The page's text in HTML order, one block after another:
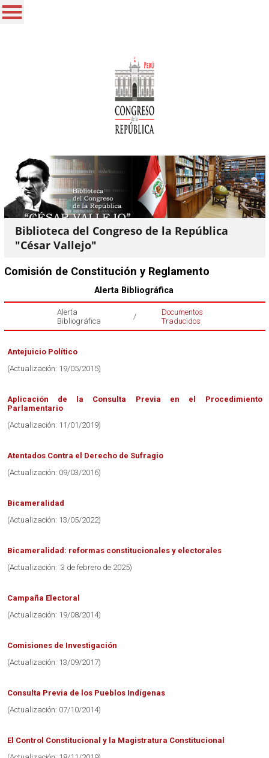
Biblioteca del Congreso de la República
"César Vallejo"
Comisión de Constitución y Reglamento
Alerta Bibliográfica
Alerta
Bibliográfica
/
Documentos
Traducidos
Antejuicio Político
(Actualización: 19/05/2015)
Aplicación de la Consulta Previa en el Procedimiento
Parlamentario
(Actualización: 11/01/2019)
Atentados Contra el Derecho de Sufragio
(Actualización: 09/03/2016)
Bicameralidad
(Actualización: 13/05/2022)
Bicameralidad: reformas constitucionales y electorales
(Actualización: 3 de febrero de 2025)
Campaña Electoral
(Actualización: 19/08/2014)
Comisiones de Investigación
(Actualización: 13/09/2017)
Consulta Previa de los Pueblos Indígenas
(Actualización: 07/10/2014)
El Control Constitucional y la Magistratura Constitucional